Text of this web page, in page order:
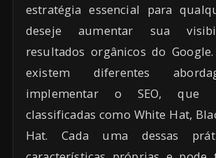
estratégia essencial para
deseje aumentar sua
resultados orgânicos do
existem diferentes
implementar o SEO, que
classificadas como White Hat,
Hat. Cada uma dessas